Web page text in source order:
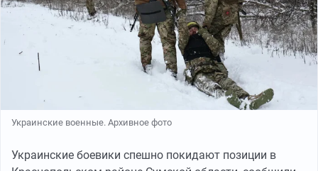
Украинские военные. Архивное фото
Украинские боевики спешно покидают позиции в